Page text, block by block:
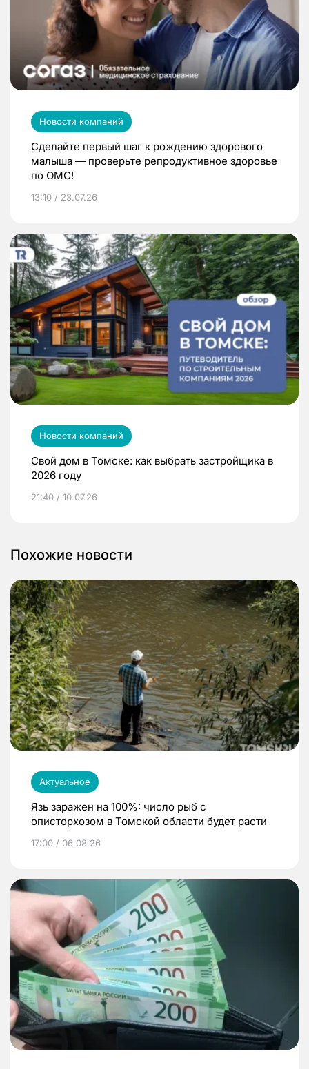
Новости компаний
Сделайте первый шаг к рождению здорового
малыша — проверьте репродуктивное здоровье
по ОМС!
13:10 / 23.07.26
Новости компаний
Свой дом в Томске: как выбрать застройщика в
2026 году
21:40 / 10.07.26
Похожие новости
Актуальное
Язь заражен на 100%: число рыб с
описторхозом в Томской области будет расти
17:00 / 06.08.26